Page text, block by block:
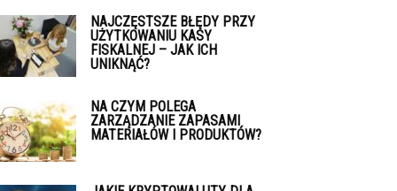
NAJCZĘSTSZE BŁĘDY PRZY
UŻYTKOWANIU KASY
FISKALNEJ – JAK ICH
UNIKNĄĆ?
NA CZYM POLEGA
ZARZĄDZANIE ZAPASAMI
MATERIAŁÓW I PRODUKTÓW?